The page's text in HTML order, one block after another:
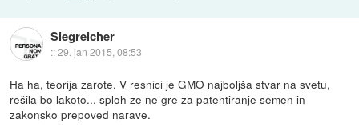
Siegreicher
::29. jan 2015, 08:53
Ha ha, teorija zarote. V resnici je GMO najboljša stvar na svetu,
rešila bo lakoto... sploh ze ne gre za patentiranje semen in
zakonsko prepoved narave.